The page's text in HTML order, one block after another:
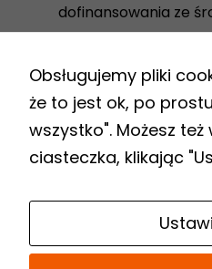
dofinansowania ze
Narodowego w
Programu Biblioteki
zdalny dostęp do
wydawniczych”.
Obsługujemy pliki
że to jest ok, po
wszystko". Możesz
ciasteczka, klikając